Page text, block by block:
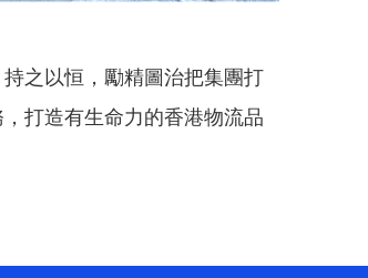
之以恒，勵精圖治把集團打
打造有生命力的香港物流品